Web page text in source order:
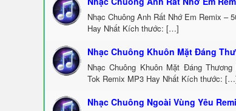
Nhạc Chuông Anh Rất Nhớ Em Remix –
Hay Nhất Kích thước: […]
Nhạc Chuông Khuôn Mặt Đáng
Nhạc Chuông Khuôn Mặt Đáng
Tok Remix MP3 Hay Nhất Kích thước:
Nhạc Chuông Ngoài Vùng Yêu